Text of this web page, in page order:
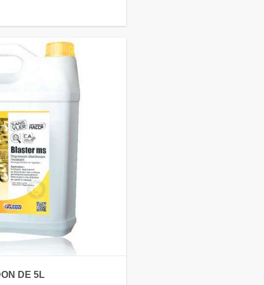
DE 5L